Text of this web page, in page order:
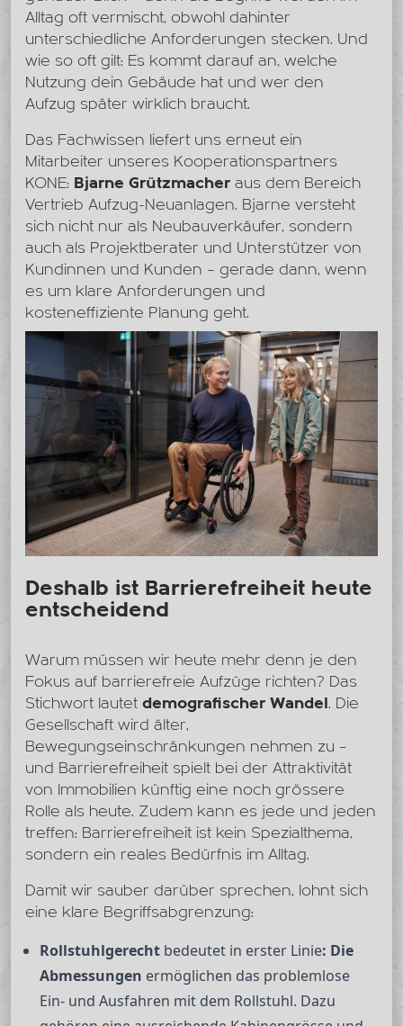
Alltag oft vermischt, obwohl dahinter
unterschiedliche Anforderungen stecken. Und
wie so oft gilt: Es kommt darauf an, welche
Nutzung dein Gebäude hat und wer den
Aufzug später wirklich braucht.
Das Fachwissen liefert uns erneut ein
Mitarbeiter unseres Kooperationspartners
KONE: Bjarne Grützmacher aus dem Bereich
Vertrieb Aufzug-Neuanlagen. Bjarne versteht
sich nicht nur als Neubauverkäufer, sondern
auch als Projektberater und Unterstützer von
Kundinnen und Kunden – gerade dann, wenn
es um klare Anforderungen und
kosteneffiziente Planung geht.
Deshalb ist Barrierefreiheit heute
entscheidend
Warum müssen wir heute mehr denn je den
Fokus auf barrierefreie Aufzüge richten? Das
Stichwort lautet demografischer Wandel. Die
Gesellschaft wird älter,
Bewegungseinschränkungen nehmen zu –
und Barrierefreiheit spielt bei der Attraktivität
von Immobilien künftig eine noch grössere
Rolle als heute. Zudem kann es jede und jeden
treffen: Barrierefreiheit ist kein Spezialthema,
sondern ein reales Bedürfnis im Alltag.
Damit wir sauber darüber sprechen, lohnt sich
eine klare Begriffsabgrenzung:
Rollstuhlgerecht bedeutet in erster Linie: Die
Abmessungen ermöglichen das problemlose
Ein- und Ausfahren mit dem Rollstuhl. Dazu